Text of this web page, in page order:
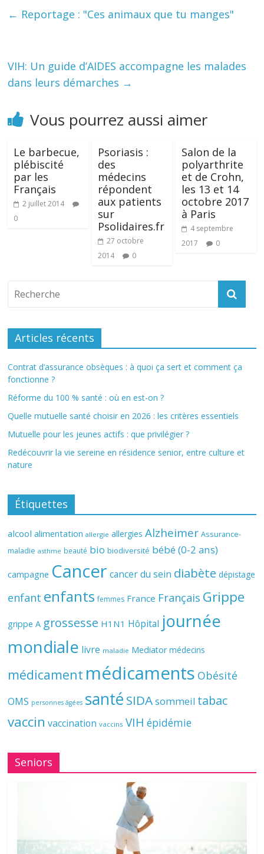
← Reportage : "Ces animaux que tu manges"
VIH: Un guide d’AIDES accompagne les malades
dans leurs démarches →
Vous pourrez aussi aimer
Le barbecue,
plébiscité
par les
Français
2 juillet 2014
0
Psoriasis :
des
médecins
répondent
aux patients
sur
Psolidaires.fr
27 octobre
2014
0
Salon de la
polyarthrite
et de Crohn,
les 13 et 14
octobre 2017
à Paris
4 septembre
2017
0
Articles récents
Contrat d’assurance obsèques : à quoi ça sert et comment ça
fonctionne ?
Réforme du 100 % santé : où en est-on ?
Quelle mutuelle santé choisir en 2026 : les critères essentiels
Mutuelle pour les jeunes actifs : que privilégier ?
Redécouvrir la vie sereine en résidence senior, entre culture et
nature
Étiquettes
alcool alimentation allergie allergies Alzheimer Assurance-
maladie asthme beauté bio biodiversité bébé (0-2 ans)
campagne Cancer cancer du sein diabète dépistage
enfant enfants femmes France Français Grippe
grippe A grossesse H1N1 Hôpital journée
mondiale livre maladie Mediator médecins
médicament médicaments Obésité
OMS personnes âgées santé SIDAsommeil tabac
vaccin vaccination vaccins VIH épidémie
Seniors